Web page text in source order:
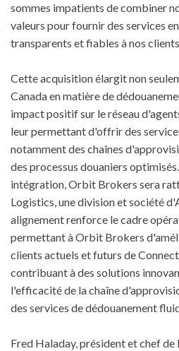
sommes impatients de combiner
valeurs pour fournir des services
transparents et fiables à nos
Cette acquisition élargit non
Canada en matière de
impact positif sur le réseau
leur permettant d'offrir des
notamment des chaînes
des processus douaniers
intégration, Orbit Brokers sera
Logistics, une division et société
alignement renforce le cadre
permettant à Orbit Brokers
clients actuels et futurs de
contribuant à des solutions
l'efficacité de la chaîne
des services de dédouanement
Fred Haladay, président et chef